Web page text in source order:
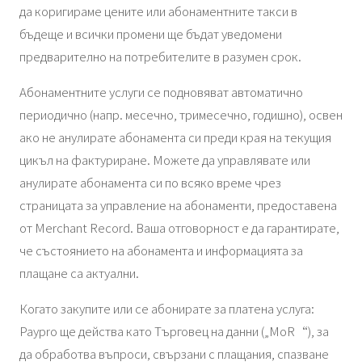
да коригираме цените или абонаментните такси в
бъдеще и всички промени ще бъдат уведомени
предварително на потребителите в разумен срок.
Абонаментните услуги се подновяват автоматично
периодично (напр. месечно, тримесечно, годишно), освен
ако не анулирате абонамента си преди края на текущия
цикъл на фактуриране. Можете да управлявате или
анулирате абонамента си по всяко време чрез
страницата за управление на абонаменти, предоставена
от Merchant Record. Ваша отговорност е да гарантирате,
че състоянието на абонамента и информацията за
плащане са актуални.
Когато закупите или се абонирате за платена услуга:
Paypro ще действа като Търговец на данни („MoR“), за
да обработва въпроси, свързани с плащания, спазване